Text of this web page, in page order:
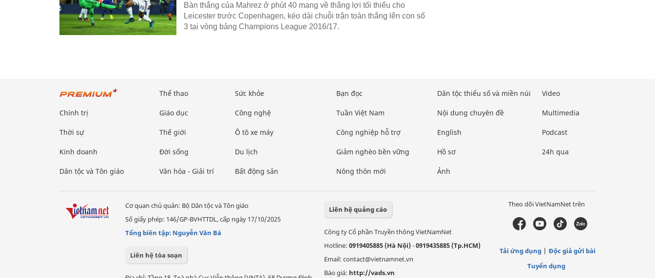
Bàn thắng của Mahrez ở phút 40 mang về thắng lợi tối thiểu cho
Leicester trước Copenhagen, kéo dài chuỗi trận toàn thắng lên con số
3 tại vòng bảng Champions League 2016/17.
Chính trị
Thời sự
Kinh doanh
Dân tộc và Tôn giáo
Thể thao
Giáo dục
Thế giới
Đời sống
Văn hóa - Giải trí
Sức khỏe
Công nghệ
Ô tô xe máy
Du lịch
Bất động sản
Bạn đọc
Tuần Việt Nam
Công nghiệp hỗ trợ
Giảm nghèo bền vững
Nông thôn mới
Dân tộc thiểu số và miền núi
Nội dung chuyên đề
English
Hồ sơ
Ảnh
Video
Multimedia
Podcast
24h qua
Cơ quan chủ quản: Bộ Dân tộc và Tôn giáo
Số giấy phép: 146/GP-BVHTTDL, cấp ngày 17/10/2025
Tổng biên tập: Nguyễn Văn Bá
Liên hệ tòa soạn
Liên hệ quảng cáo
Công ty Cổ phần Truyền thông VietNamNet
Hotline: 0919405885 (Hà Nội)-0919435885 (Tp.HCM)
Email: contact@vietnamnet.vn
Báo giá: http://vads.vn
Theo dõi VietNamNet trên
Tải ứng dụng
Độc giả gửi bài
Tuyển dụng